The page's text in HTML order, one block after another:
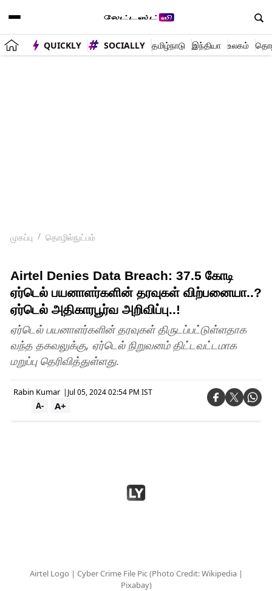
QUICKLY SOCIALLY தமிழ்நாடு இந்தியா உலகம்
முகப்பு தொழில்நுட்பம்
Airtel Denies Data Breach: 37.5 கோடி
ஏர்டெல் பயனாளர்களின் தரவுகள் விற்பனையா..?
ஏர்டெல் அதிகாரபூர்வ அறிவிப்பு..!
ஏர்டெல் பயனாளர்களின் தரவுகள் திருடப்பட்டுள்ளதாக
வந்த தகவலுக்கு, ஏர்டெல் நிறுவனம் திட்டவட்டமாக
மறுப்பு தெரிவித்துள்ளது.
Rabin Kumar | Jul 05, 2024 02:54 PM IST
A+
A-
Airtel Logo | Cyber Crime File Pic (Photo Credit: Wikipedia |
Pixabay)